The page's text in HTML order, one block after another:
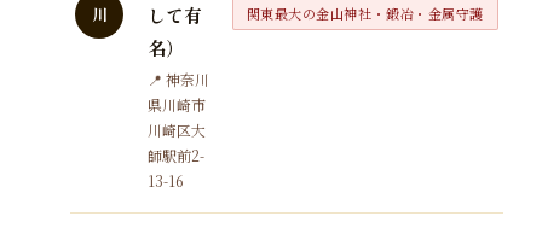
川
して有
名）
📍 神奈川
県川崎市
川崎区大
師駅前2-
13-16
関東最大の金山神社・鍛冶・金属守護